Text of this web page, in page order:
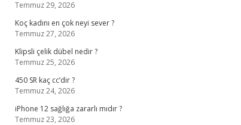
Temmuz 29, 2026
Koç kadını en çok neyi sever ?
Temmuz 27, 2026
Klipsli çelik dübel nedir ?
Temmuz 25, 2026
450 SR kaç cc’dir ?
Temmuz 24, 2026
iPhone 12 sağlığa zararlı mıdır ?
Temmuz 23, 2026